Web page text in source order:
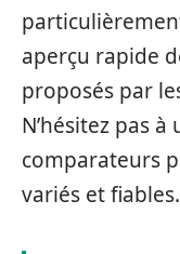
aperçu rapide
proposés par
N’hésitez pas
comparateurs
variés et fiables.